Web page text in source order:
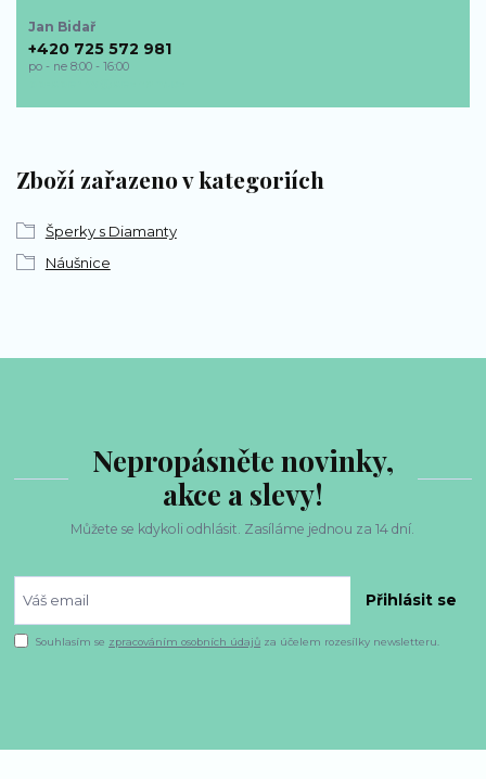
Zboží zařazeno v kategoriích
Šperky s Diamanty
Náušnice
Jan Bidař
+420 725 572 981
po - ne 8:00 - 16:00
Nepropásněte novinky,
akce a slevy!
Můžete se kdykoli odhlásit. Zasíláme jednou za 14 dní.
Přihlásit se
Souhlasím se zpracováním osobních údajů za účelem rozesílky newsletteru.